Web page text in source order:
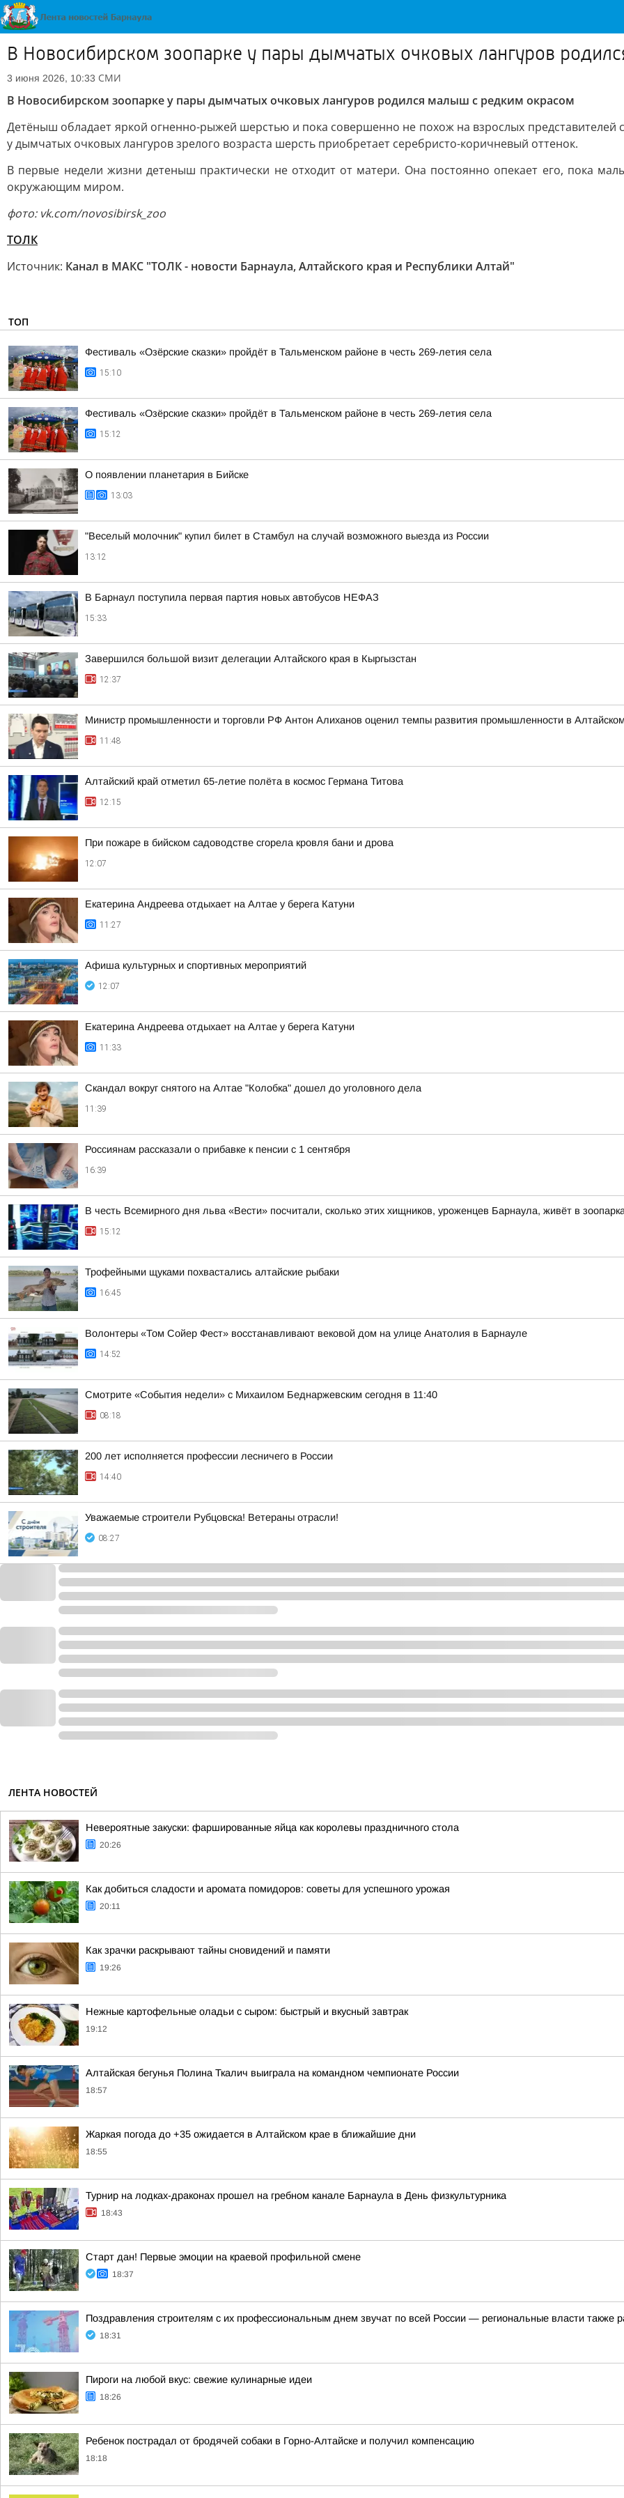
В Новосибирском зоопарке у пары дымчатых очковых лангуров
3 июня 2026, 10:33 СМИ
В Новосибирском зоопарке у пары дымчатых очковых лангуров родился малыш с редким окрасом
Детёныш обладает яркой огненно-рыжей шерстью и пока совершенно не похож на взрослых представителей
у дымчатых очковых лангуров зрелого возраста шерсть приобретает серебристо-коричневый оттенок.
В первые недели жизни детеныш практически не отходит от матери. Она постоянно опекает его, пока
окружающим миром.
фото: vk.com/novosibirsk_zoo
ТОЛК
Источник: Канал в МАКС "ТОЛК - новости Барнаула, Алтайского края и Республики Алтай"
ТОП
Фестиваль «Озёрские сказки» пройдёт в Тальменском районе в честь 269-летия села
15:10
Фестиваль «Озёрские сказки» пройдёт в Тальменском районе в честь 269-летия села
15:12
О появлении планетария в Бийске
13:03
"Веселый молочник" купил билет в Стамбул на случай возможного выезда из России
13:12
В Барнаул поступила первая партия новых автобусов НЕФАЗ
15:33
Завершился большой визит делегации Алтайского края в Кыргызстан
12:37
Министр промышленности и торговли РФ Антон Алиханов оценил темпы развития промышленности в
11:48
Алтайский край отметил 65-летие полёта в космос Германа Титова
12:15
При пожаре в бийском садоводстве сгорела кровля бани и дрова
12:07
Екатерина Андреева отдыхает на Алтае у берега Катуни
11:27
Афиша культурных и спортивных мероприятий
12:07
Екатерина Андреева отдыхает на Алтае у берега Катуни
11:33
Скандал вокруг снятого на Алтае "Колобка" дошел до уголовного дела
11:39
Россиянам рассказали о прибавке к пенсии с 1 сентября
16:39
В честь Всемирного дня льва «Вести» посчитали, сколько этих хищников, уроженцев Барнаула, живёт в
15:12
Трофейными щуками похвастались алтайские рыбаки
16:45
Волонтеры «Том Сойер Фест» восстанавливают вековой дом на улице Анатолия в Барнауле
14:52
Смотрите «События недели» с Михаилом Беднаржевским сегодня в 11:40
08:18
200 лет исполняется профессии лесничего в России
14:40
Уважаемые строители Рубцовска! Ветераны отрасли!
08:27
ЛЕНТА НОВОСТЕЙ
Невероятные закуски: фаршированные яйца как королевы праздничного стола
20:26
Как добиться сладости и аромата помидоров: советы для успешного урожая
20:11
Как зрачки раскрывают тайны сновидений и памяти
19:26
Нежные картофельные оладьи с сыром: быстрый и вкусный завтрак
19:12
Алтайская бегунья Полина Ткалич выиграла на командном чемпионате России
18:57
Жаркая погода до +35 ожидается в Алтайском крае в ближайшие дни
18:55
Турнир на лодках-драконах прошел на гребном канале Барнаула в День физкультурника
18:43
Старт дан! Первые эмоции на краевой профильной смене
18:37
Поздравления строителям с их профессиональным днем звучат по всей России — региональные власти также
18:31
Пироги на любой вкус: свежие кулинарные идеи
18:26
Ребенок пострадал от бродячей собаки в Горно-Алтайске и получил компенсацию
18:18